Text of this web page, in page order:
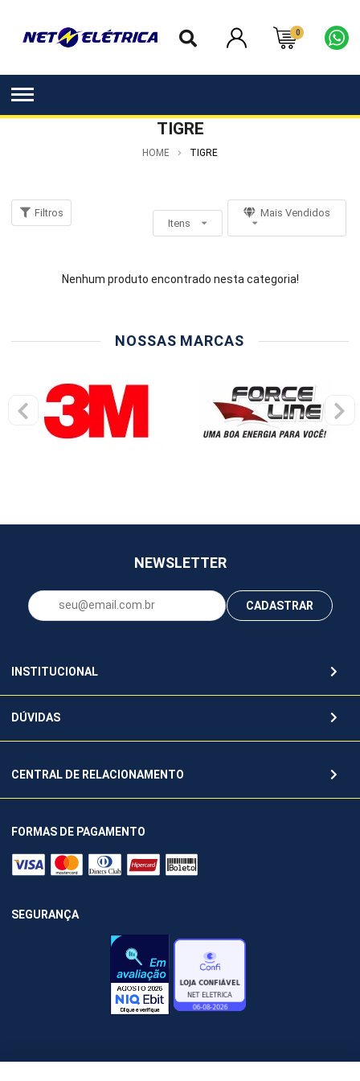
0
TIGRE
HOME TIGRE
Filtros
Itens
Mais Vendidos
Nenhum produto encontrado nesta categoria!
NOSSAS MARCAS
NEWSLETTER
CADASTRAR
INSTITUCIONAL
DÚVIDAS
CENTRAL DE RELACIONAMENTO
FORMAS DE PAGAMENTO
SEGURANÇA